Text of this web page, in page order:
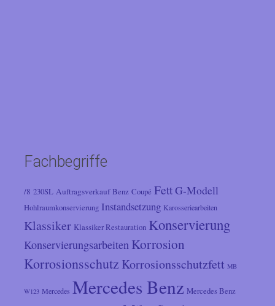
Fachbegriffe
/8 230SL Auftragsverkauf Benz Coupé FettG-Modell
Hohlraumkonservierung Instandsetzung Karosseriearbeiten
Klassiker Klassiker Restauration Konservierung
Konservierungsarbeiten Korrosion
Korrosionsschutz Korrosionsschutzfett MB
W123 Mercedes Mercedes Benz Mercedes Benz